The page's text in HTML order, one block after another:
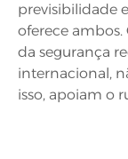
previsibilidade
oferece
da segurança
internacional,
isso, apoiam o